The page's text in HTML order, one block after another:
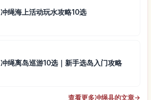
冲绳海上活动玩水攻略10选
冲绳离岛巡游10选｜新手选岛入门攻略
查看更多冲绳县的文章→